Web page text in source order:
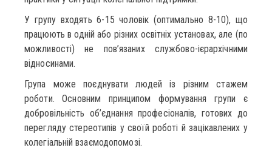
У групу входять 6-15 чоловік (оптимально 8-10), що
працюють в одній або різних освітніх установах, але (по
можливості) не пов’язаних службово-ієрархічними
відносинами.
Група може поєднувати людей із різним стажем
роботи. Основним принципом формування групи є
добровільність об’єднання професіоналів, готових до
перегляду стереотипів у своїй роботі й зацікавлених у
колегіальній взаємодопомозі.